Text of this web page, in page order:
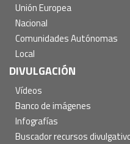
Unión Europea
Nacional
Comunidades Autónomas
Local
DIVULGACIÓN
Vídeos
Banco de imágenes
Infografías
Buscador recursos